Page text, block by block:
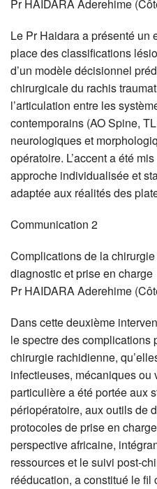
PrHAIDARAAderehime
Le Pr Haidara a présenté un
place des classifications
d’un modèle décisionnel
chirurgicale du rachis
l’articulation entre les
contemporains (AO Spine,
neurologiques et
opératoire. L’accent a été
approche individualisée et
adaptée aux réalités des
Communication 2
Complications de la
diagnostic et prise en charge
PrHAIDARAAderehime
Dans cette deuxième
le spectre des complications
chirurgie rachidienne,
infectieuses, mécaniques ou
particulière a été portée aux
périopératoire, aux outils de
protocoles de prise en
perspective africaine,
ressources et le suivi post-
rééducation, a constitué le fil